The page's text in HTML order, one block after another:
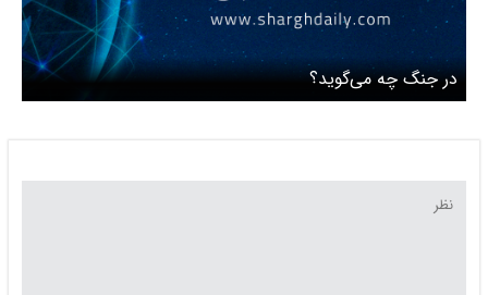
در جنگ چه می‌گوید؟